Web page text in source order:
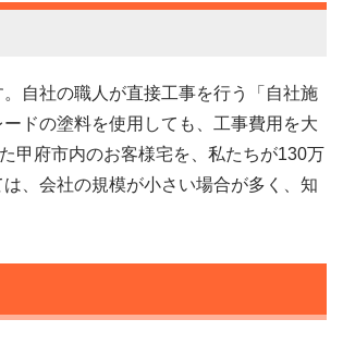
自社の職人が直接工事を行う「自社施
ドの塗料を使用しても、工事費用を大
甲府市内のお客様宅を、私たちが130万
、会社の規模が小さい場合が多く、知